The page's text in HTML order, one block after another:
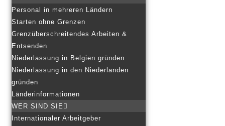
Personal in mehreren Ländern
Starten ohne Grenzen
Grenzüberschreitendes Arbeiten &
Entsenden
Niederlassung in Belgien gründen
Niederlassung in den Niederlanden
gründen
Länderinformationen
WER SIND SIE
Internationaler Arbeitgeber